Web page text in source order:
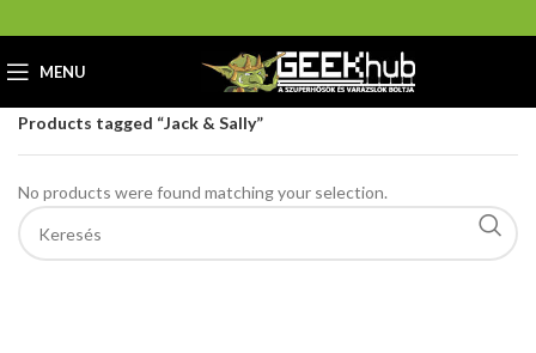
MENU
GeekHub Webáruház és Ajándékbolt
Products tagged “Jack & Sally”
No products were found matching your selection.